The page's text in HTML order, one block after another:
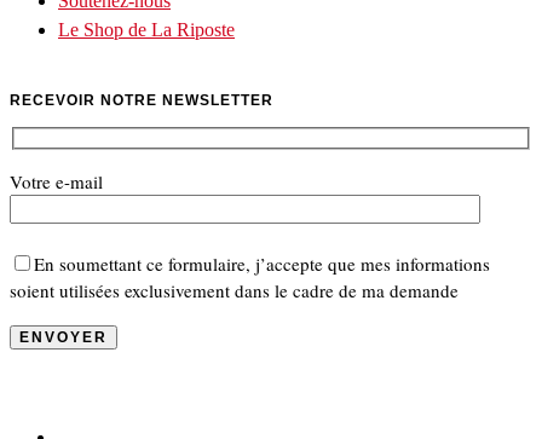
Le Shop de La Riposte
RECEVOIR NOTRE NEWSLETTER
Votre e-mail
En soumettant ce formulaire, j’accepte que mes informations
soient utilisées exclusivement dans le cadre de ma demande